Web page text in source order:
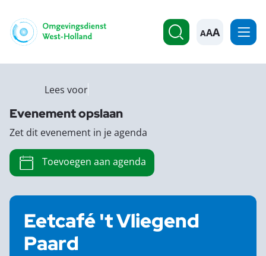
A
Eetcafé 't Vliegend
Paard
Lees voor
Evenement opslaan
Zet dit evenement in je agenda
Toevoegen aan agenda